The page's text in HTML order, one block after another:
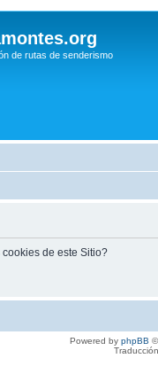
de rutas de senderismo
de este Sitio?
Powered by phpBB